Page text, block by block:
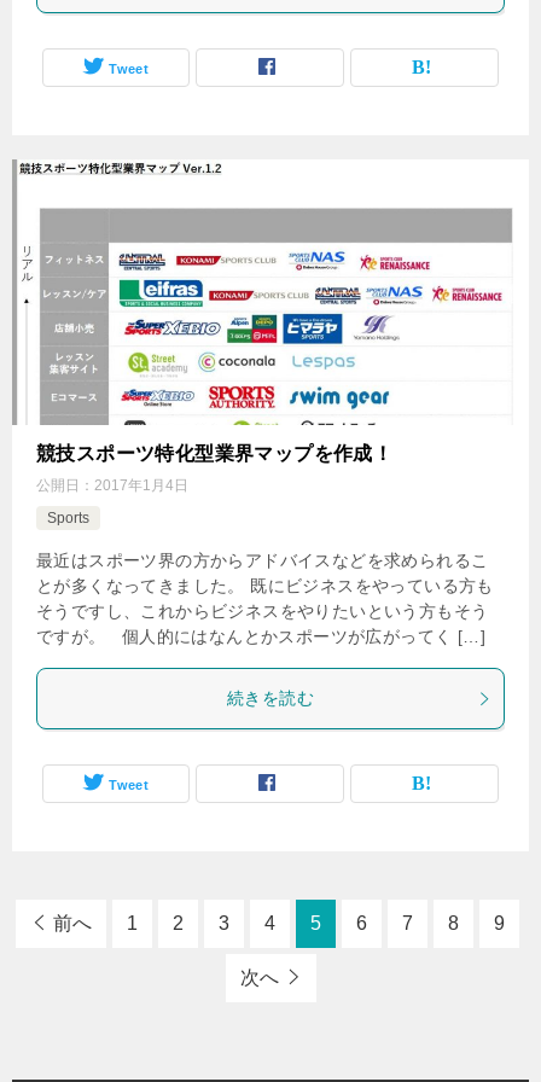
Tweet
競技スポーツ特化型業界マップを作成！
公開日： 2017年1月4日
Sports
最近はスポーツ界の方からアドバイスなどを求められるこ
とが多くなってきました。 既にビジネスをやっている方も
そうですし、これからビジネスをやりたいという方もそう
ですが。 個人的にはなんとかスポーツが広がってく […]
続きを読む
Tweet
前へ 1 2 3 4 5 6 7 8 9
次へ